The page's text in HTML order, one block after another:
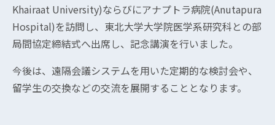
Khairaat University)ならびにアナプトラ病院(Anutapura
Hospital)を訪問し、東北大学大学院医学系研究科との部
局間協定締結式へ出席し、記念講演を行いました。
今後は、遠隔会議システムを用いた定期的な検討会や、
留学生の交換などの交流を展開することとなります。